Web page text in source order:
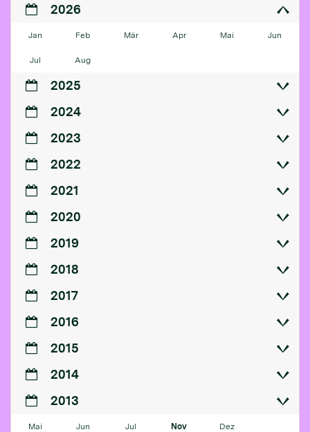
2026
Jan Feb Mär Apr Mai Jun
Jul Aug
2025
2024
2023
2022
2021
2020
2019
2018
2017
2016
2015
2014
2013
Mai Jun Jul Nov Dez